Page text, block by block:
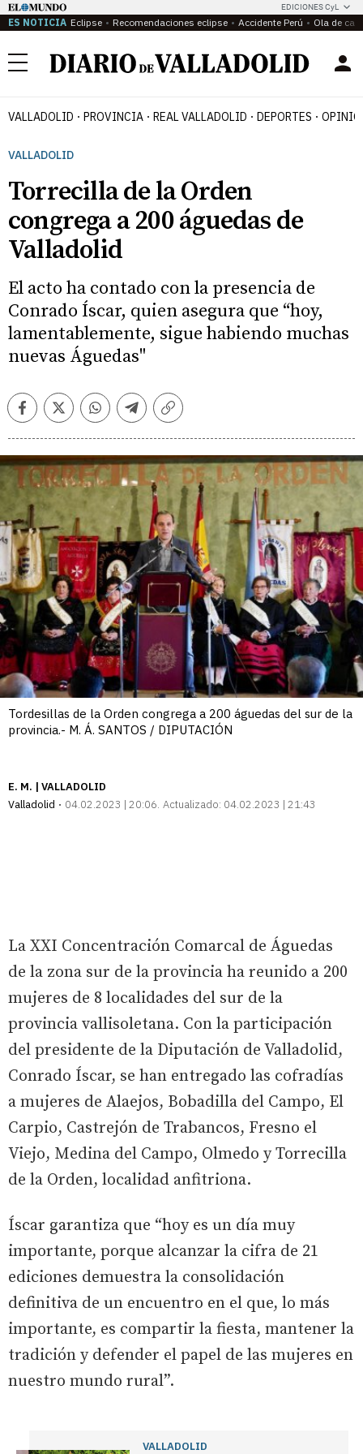
EDICIONES CyL
ES NOTICIA Eclipse Recomendaciones eclipse Accidente Perú Ola de
Menú
VALLADOLID PROVINCIA REAL VALLADOLID DEPORTES
VALLADOLID
Torrecilla de la Orden
congrega a 200 águedas de
Valladolid
El acto ha contado con la presencia de
Conrado Íscar, quien asegura que “hoy,
lamentablemente, sigue habiendo muchas
nuevas Águedas"
FacebookTwitterWhatsappTelegramCopiar
Tordesillas de la Orden congrega a 200 águedas del sur de la
provincia.- M. Á. SANTOS / DIPUTACIÓN
E. M. | VALLADOLID
Valladolid
04.02.2023 | 20:06 Actualizado: 04.02.2023 | 21:43
La XXI Concentración Comarcal de Águedas
de la zona sur de la provincia ha reunido a 200
mujeres de 8 localidades del sur de la
provincia vallisoletana. Con la participación
del presidente de la Diputación de Valladolid,
Conrado Íscar, se han entregado las cofradías
a mujeres de Alaejos, Bobadilla del Campo, El
Carpio, Castrejón de Trabancos, Fresno el
Viejo, Medina del Campo, Olmedo y Torrecilla
de la Orden, localidad anfitriona.
Íscar garantiza que “hoy es un día muy
importante, porque alcanzar la cifra de 21
ediciones demuestra la consolidación
definitiva de un encuentro en el que, lo más
importante, es compartir la fiesta, mantener la
tradición y defender el papel de las mujeres en
nuestro mundo rural”.
VALLADOLID